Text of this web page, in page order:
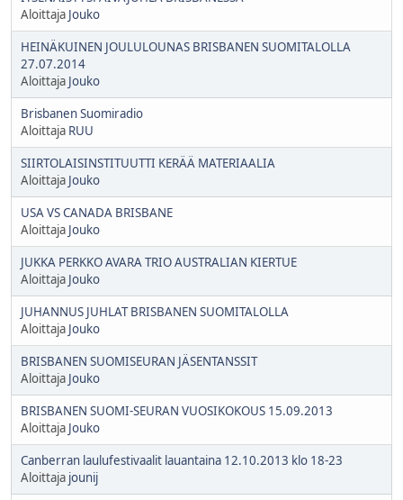
Aloittaja Jouko
HEINÄKUINEN JOULULOUNAS BRISBANEN SUOMITALOLLA
27.07.2014
Aloittaja Jouko
Brisbanen Suomiradio
Aloittaja RUU
SIIRTOLAISINSTITUUTTI KERÄÄ MATERIAALIA
Aloittaja Jouko
USA VS CANADA BRISBANE
Aloittaja Jouko
JUKKA PERKKO AVARA TRIO AUSTRALIAN KIERTUE
Aloittaja Jouko
JUHANNUS JUHLAT BRISBANEN SUOMITALOLLA
Aloittaja Jouko
BRISBANEN SUOMISEURAN JÄSENTANSSIT
Aloittaja Jouko
BRISBANEN SUOMI-SEURAN VUOSIKOKOUS 15.09.2013
Aloittaja Jouko
Canberran laulufestivaalit lauantaina 12.10.2013 klo 18-23
Aloittaja jounij